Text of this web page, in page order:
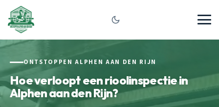
ONTSTOPPEN ALPHEN AAN DEN RIJN
Hoe verloopt een rioolinspectie in
Alphen aan den Rijn?